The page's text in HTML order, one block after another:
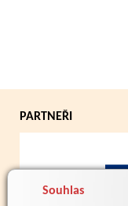
Souhlas
PARTNEŘI